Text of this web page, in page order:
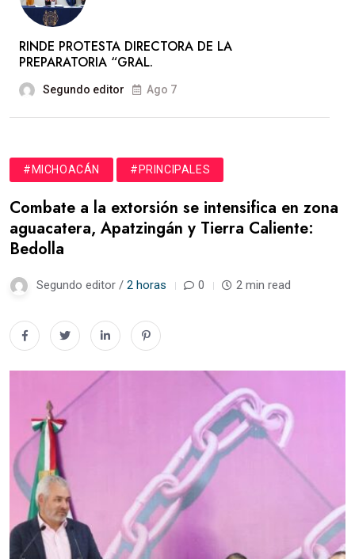
RINDE PROTESTA DIRECTORA DE LA
PREPARATORIA “GRAL.
Segundo editor Ago 7
#MICHOACÁN #PRINCIPALES
Combate a la extorsión se intensifica en zona
aguacatera, Apatzingán y Tierra Caliente:
Bedolla
Segundo editor / 2 horas 0 2 min read